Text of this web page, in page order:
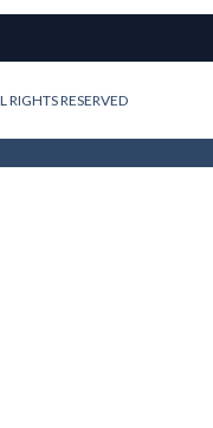
RESERVED